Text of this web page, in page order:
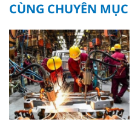
CÙNG CHUYÊN MỤC